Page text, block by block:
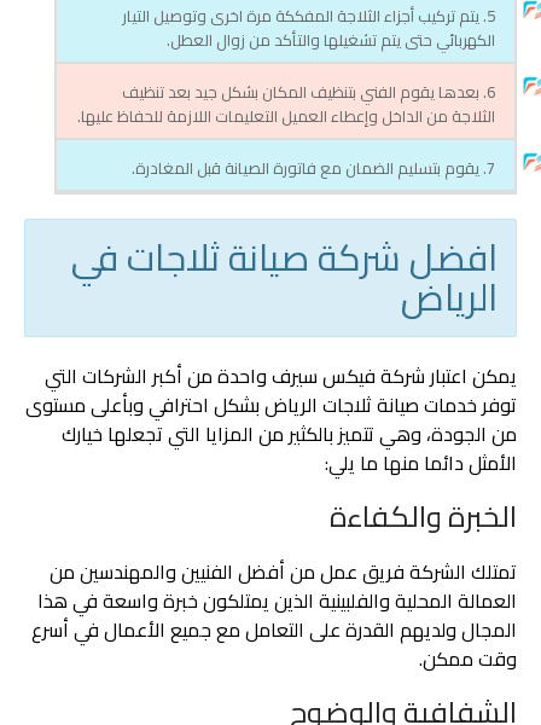
5. يتم تركيب أجزاء الثلاجة المفككة مرة اخرى وتوصيل التيار
الكهربائي حتى يتم تشغيلها والتأكد من زوال العطل.
6. بعدها يقوم الفني بتنظيف المكان بشكل جيد بعد تنظيف
الثلاجة من الداخل وإعطاء العميل التعليمات اللازمة للحفاظ عليها.
7. يقوم بتسليم الضمان مع فاتورة الصيانة قبل المغادرة.
افضل شركة صيانة ثلاجات في
الرياض
يمكن اعتبار شركة فيكس سيرف واحدة من أكبر الشركات التي
توفر خدمات صيانة ثلاجات الرياض بشكل احترافي وبأعلى مستوى
من الجودة، وهي تتميز بالكثير من المزايا التي تجعلها خيارك
الأمثل دائما منها ما يلي:
الخبرة والكفاءة
تمتلك الشركة فريق عمل من أفضل الفنيين والمهندسين من
العمالة المحلية والفلبينية الذين يمتلكون خبرة واسعة في هذا
المجال ولديهم القدرة على التعامل مع جميع الأعمال في أسرع
وقت ممكن.
الشفافية والوضوح